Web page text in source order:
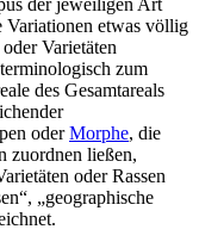
der jeweiligen Art
Variationen etwas völlig
oder Varietäten
zum
des Gesamtareals
oderMorphe, die
zuordnen ließen,
oder Rassen
„geographische